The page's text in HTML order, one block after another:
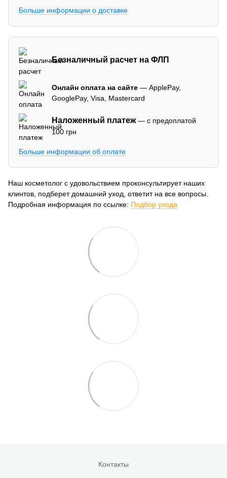
Больше информации о доставке
Безналичный расчет на ФЛП
Онлайн оплата на сайте — ApplePay,
GooglePay, Visa, Mastercard
Наложенный платеж— с предоплатой
100 грн
Больше информации об оплате
Наш косметолог с удовольствием проконсультирует наших
клинтов, подберет домашний уход, ответит на все вопросы.
Подробная информация по ссылке: Подбор ухода
Контакты